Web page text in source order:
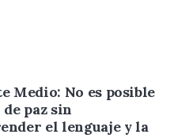
Medio: No es posible
paz sin
el lenguaje y la